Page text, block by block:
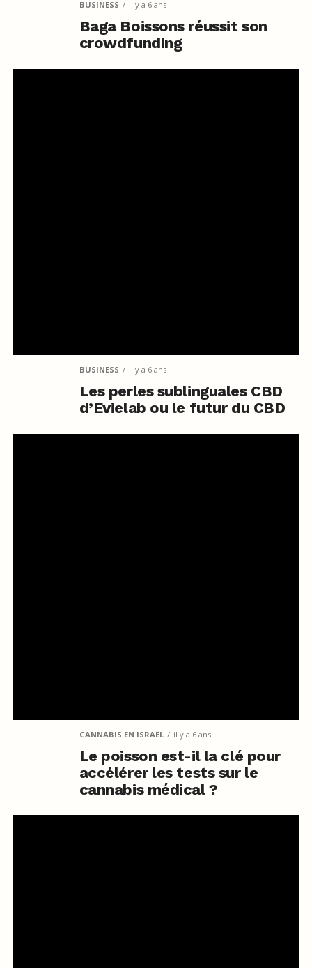
BUSINESS il y a 6 ans
Baga Boissons réussit son
crowdfunding
BUSINESS il y a 6 ans
Les perles sublinguales CBD
d’Evielab ou le futur du CBD
CANNABIS EN ISRAËL il y a 6 ans
Le poisson est-il la clé pour
accélérer les tests sur le
cannabis médical ?